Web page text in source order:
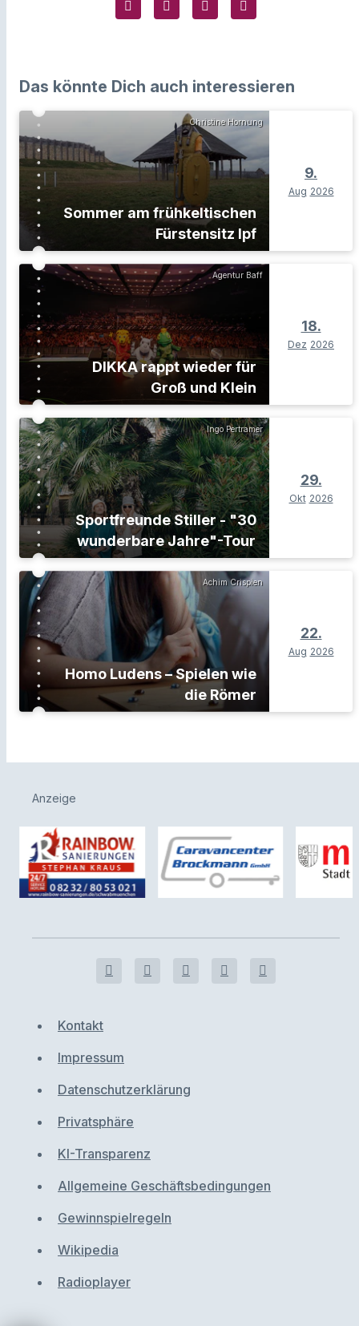
Das könnte Dich auch interessieren
Christine Hornung
Sommer am frühkeltischen
Fürstensitz Ipf
9.
Aug 2026
Agentur Baff
DIKKA rappt wieder für
Groß und Klein
18.
Dez 2026
Ingo Pertramer
Sportfreunde Stiller - "30
wunderbare Jahre"-Tour
29.
Okt 2026
Achim Crispien
Homo Ludens – Spielen wie
die Römer
22.
Aug 2026
Anzeige
Kontakt
Impressum
Datenschutzerklärung
Privatsphäre
KI-Transparenz
Allgemeine Geschäftsbedingungen
Gewinnspielregeln
Wikipedia
Radioplayer